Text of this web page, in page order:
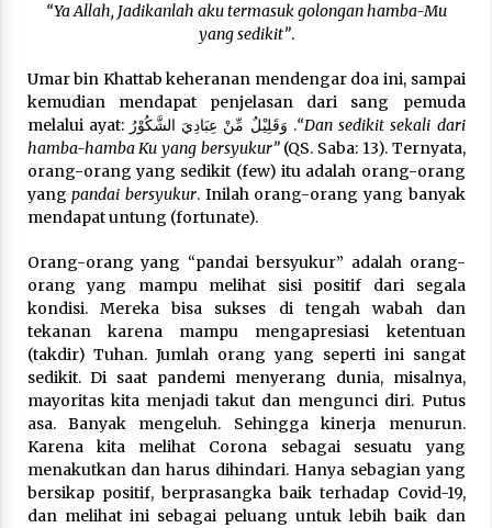
“Ya Allah, Jadikanlah aku termasuk golongan hamba-Mu
yang sedikit”.
Umar bin Khattab keheranan mendengar doa ini, sampai
kemudian mendapat penjelasan dari sang pemuda
melalui ayat: وَقَلِيْلٌ مِّنْ عِبَادِيَ الشَّكُوْرُ .“Dan sedikit sekali dari
hamba-hamba Ku yang bersyukur”(QS. Saba: 13). Ternyata,
orang-orang yang sedikit (few) itu adalah orang-orang
yangpandai bersyukur. Inilah orang-orang yang banyak
mendapat untung (fortunate).
Orang-orang yang “pandai bersyukur” adalah orang-
orang yang mampu melihat sisi positif dari segala
kondisi. Mereka bisa sukses di tengah wabah dan
tekanan karena mampu mengapresiasi ketentuan
(takdir) Tuhan. Jumlah orang yang seperti ini sangat
sedikit. Di saat pandemi menyerang dunia, misalnya,
mayoritas kita menjadi takut dan mengunci diri. Putus
asa. Banyak mengeluh. Sehingga kinerja menurun.
Karena kita melihat Corona sebagai sesuatu yang
menakutkan dan harus dihindari. Hanya sebagian yang
bersikap positif, berprasangka baik terhadap Covid-19,
dan melihat ini sebagai peluang untuk lebih baik dan